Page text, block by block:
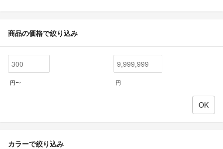
商品の価格で絞り込み
円〜 円
カラーで絞り込み